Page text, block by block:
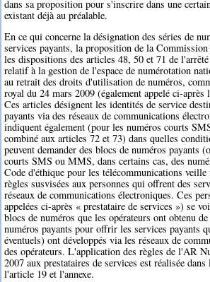
dans sa proposition pour s'inscrire dans une
existant déjà au préalable.
En ce qui concerne la désignation des séries de
services payants, la proposition de la
les dispositions des articles 48, 50 et 71 de
relatif à la gestion de l'espace de numérotation
au retrait des droits d'utilisation de numéros,
royal du 24 mars 2009 (également appelé ci-
Ces articles désignent les identités de service
payants via des réseaux de communications
indiquent également (pour les numéros courts
combiné aux articles 72 et 73) dans quelles
peuvent demander des blocs de numéros payants
courts SMS ou MMS, dans certains cas, des
Code d'éthique pour les télécommunications veille
règles susvisées aux personnes qui offrent des
réseaux de communications électroniques. Ces
appelées ci-après « prestataire de services ») se
blocs de numéros que les opérateurs ont obtenu
numéros payants pour offrir les services payants
éventuels) ont développés via les réseaux de
des opérateurs. L'application des règles de l'AR
2007 aux prestataires de services est réalisée
l'article 19 et l'annexe.